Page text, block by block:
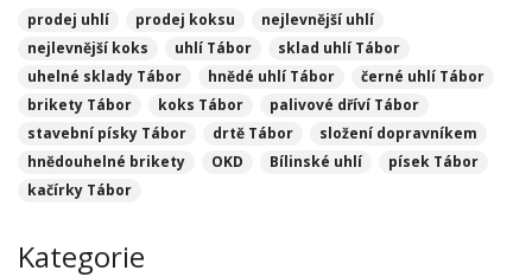
prodej uhlí prodej koksu
nejlevnější uhlí
nejlevnější koks
uhlí Tábor
sklad uhlí Tábor
uhelné sklady Tábor
hnědé uhlí Tábor
černé uhlí Tábor
brikety Tábor
koks Tábor
palivové dříví Tábor
stavební písky Tábor
drtě Tábor
složení dopravníkem
hnědouhelné brikety
OKD Bílinské uhlí
písek Tábor
kačírky Tábor
Kategorie